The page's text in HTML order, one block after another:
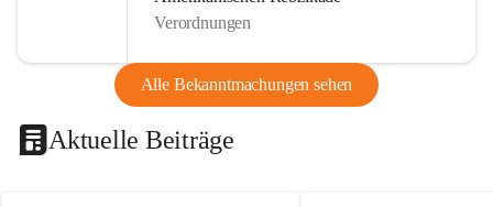
Verordnungen
Alle Bekanntmachungen sehen
Aktuelle Beiträge